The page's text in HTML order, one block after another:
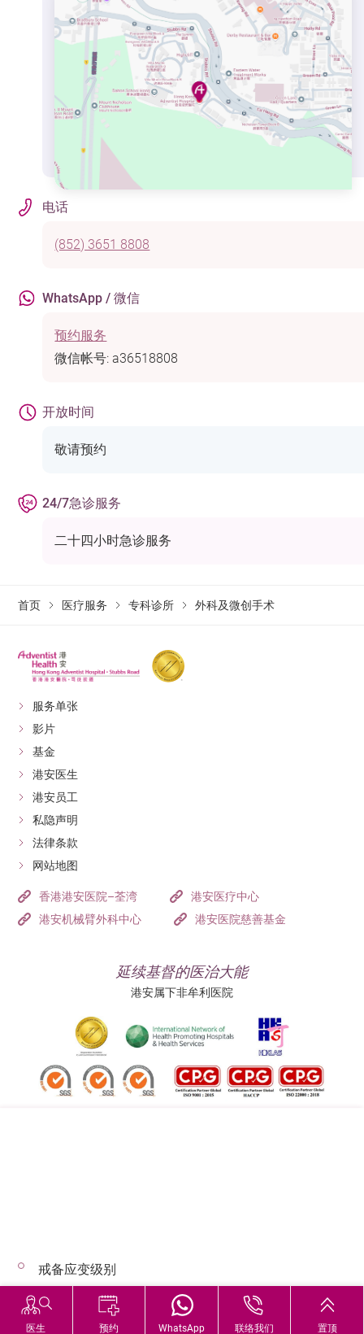
电话
(852) 3651 8808
WhatsApp / 微信
预约服务
微信帐号: a36518808
开放时间
敬请预约
24/7急诊服务
二十四小时急诊服务
医生 预约 WhatsApp 联络我们 置顶
首页 医疗服务 专科诊所 外科及微创手术
服务单张
影片
基金
港安医生
港安员工
私隐声明
法律条款
网站地图
香港港安医院–荃湾
港安医疗中心
港安机械臂外科中心
港安医院慈善基金
延续基督的医治大能
港安属下非牟利医院
© 2026 版权所有 © 港安医疗 保留一切权利
戒备应变级别
恶劣天气下的诊症安排